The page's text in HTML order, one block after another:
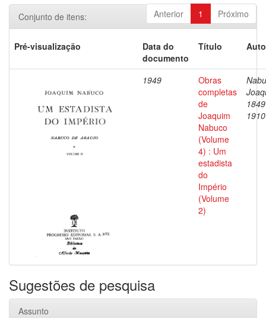
Anterior 1 Próximo
Conjunto de itens:
Pré-visualização
Data do
documento
Título
1949
Obras
completas
de
Joaquim
Nabuco
(Volume
4) : Um
estadista
do
Império
(Volume
2)
1910
Sugestões de pesquisa
Assunto